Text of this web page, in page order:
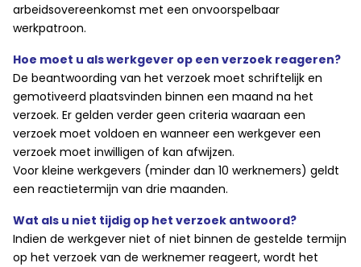
arbeidsovereenkomst met een onvoorspelbaar
werkpatroon.
Hoe moet u als werkgever op een verzoek reageren?
De beantwoording van het verzoek moet schriftelijk en
gemotiveerd plaatsvinden binnen een maand na het
verzoek. Er gelden verder geen criteria waaraan een
verzoek moet voldoen en wanneer een werkgever een
verzoek moet inwilligen of kan afwijzen.
Voor kleine werkgevers (minder dan 10 werknemers) geldt
een reactietermijn van drie maanden.
Wat als u niet tijdig op het verzoek antwoord?
Indien de werkgever niet of niet binnen de gestelde termijn
op het verzoek van de werknemer reageert, wordt het